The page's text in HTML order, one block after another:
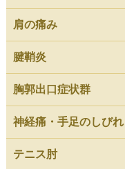
肩の痛み
腱鞘炎
胸郭出口症状群
神経痛・手足のしびれ
テニス肘